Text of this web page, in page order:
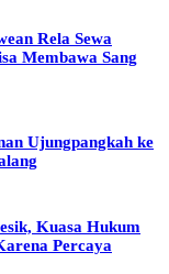
Rela Sewa
Membawa Sang
Ujungpangkah ke
Kuasa Hukum
Percaya